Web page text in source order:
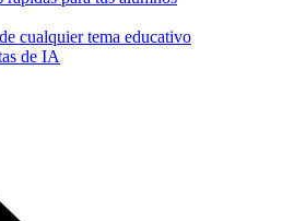
cualquier tema educativo
de IA